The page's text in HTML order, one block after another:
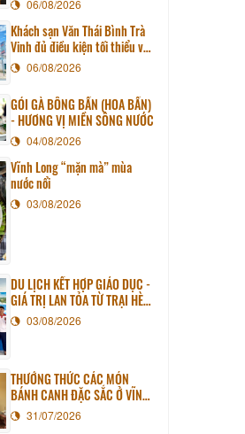
06/08/2026
Khách sạn Văn Thái Bình Trà
Vinh đủ điều kiện tối thiểu về
cơ sở vật chất kỹ thuật và
dịch vụ của cơ sở lưu trú du
lịch
06/08/2026
GỎI GÀ BÔNG BẦN (HOA BẦN)
- HƯƠNG VỊ MIỀN SÔNG NƯỚC
04/08/2026
Vĩnh Long “mặn mà” mùa
nước nổi
03/08/2026
DU LỊCH KẾT HỢP GIÁO DỤC -
GIÁ TRỊ LAN TỎA TỪ TRẠI HÈ
PHƯƠNG NAM NĂM 2026
03/08/2026
THƯỞNG THỨC CÁC MÓN
BÁNH CANH ĐẶC SẮC Ở VĨNH
LONG31/07/2026